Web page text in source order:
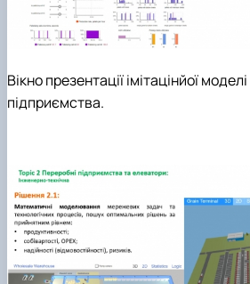
Вікно презентації імітацінйої
підприємства.